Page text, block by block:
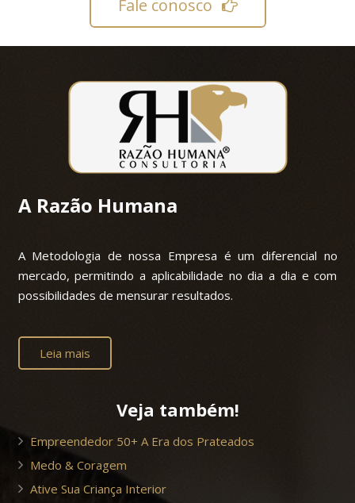
Fale conosco
A Razão Humana
A Metodologia de nossa Empresa é um diferencial no
mercado, permitindo a aplicabilidade no dia a dia e com
possibilidades de mensurar resultados.
Leia mais
Veja também!
Empreendedor 50+ A Era dos Prateados
Medo & Coragem
Ative Sua Criança Interior